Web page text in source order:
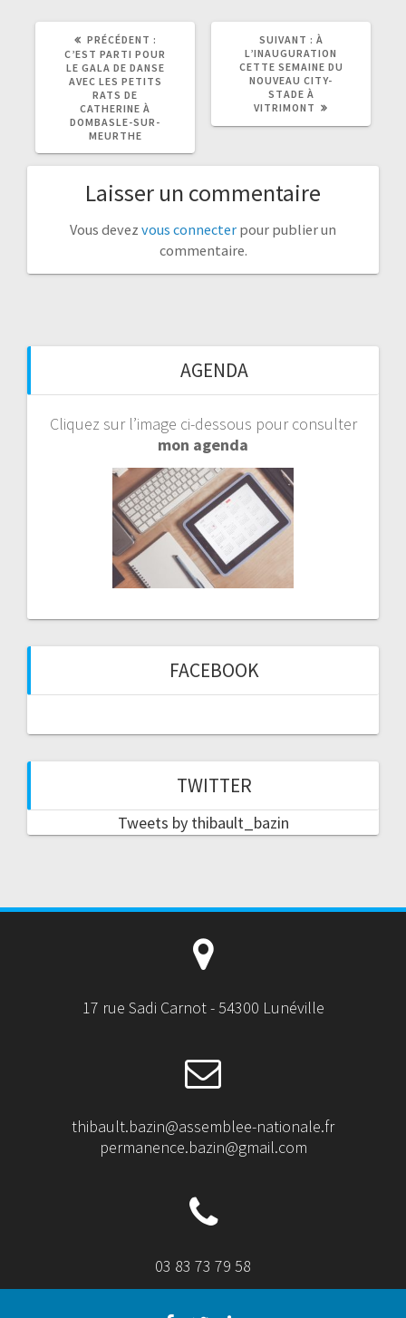
PRÉCÉDENT :
ARTICLE
PRÉCÉDENT
C’EST PARTI POUR
LE GALA DE DANSE
AVEC LES PETITS
RATS DE
CATHERINE À
DOMBASLE-SUR-
MEURTHE
SUIVANT :
ARTICLE
À
L’INAUGURATION
CETTE SEMAINE DU
NOUVEAU CITY-
STADE À
VITRIMONT
Laisser un commentaire
Vous devez vous connecter pour publier un
commentaire.
AGENDA
Cliquez sur l’image ci-dessous pour consulter
mon agenda
FACEBOOK
TWITTER
Tweets by thibault_bazin
17 rue Sadi Carnot - 54300 Lunéville
thibault.bazin@assemblee-nationale.fr
permanence.bazin@gmail.com
03 83 73 79 58